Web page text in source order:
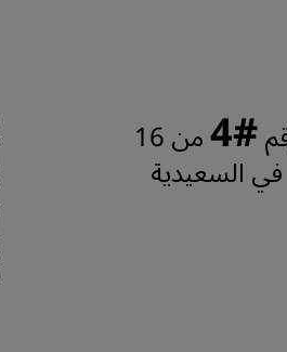
#4
من 16
السعيدية